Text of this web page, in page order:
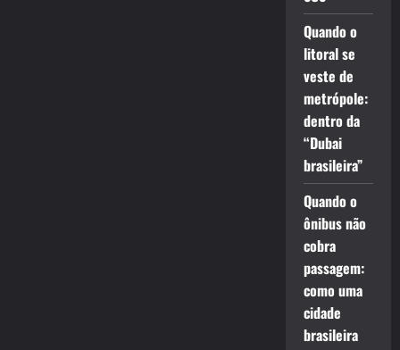
Quando o
litoral se
veste de
metrópole:
dentro da
“Dubai
brasileira”
Quando o
ônibus não
cobra
passagem:
como uma
cidade
brasileira